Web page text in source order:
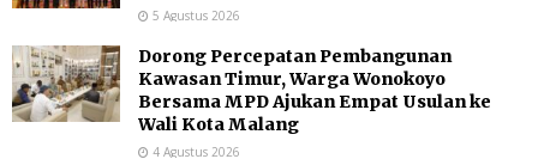
5 Agustus 2026
Dorong Percepatan Pembangunan
Kawasan Timur, Warga Wonokoyo
Bersama MPD Ajukan Empat Usulan ke
Wali Kota Malang
4 Agustus 2026